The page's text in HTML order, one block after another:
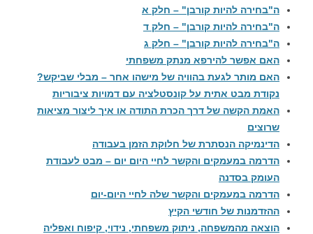
ה"בחירה להיות קורבן" – חלק א
ה"בחירה להיות קורבן" – חלק ד
ה"בחירה להיות קורבן" – חלק ג
האם אפשר להירפא מנתק משפחתי
האם מותר לגעת בהוויה של מישהו אחר – מבלי שביקש?
נקודת מבט אתית על קונסטלציה עם דמויות ציבוריות
האמת הקשה של דרך הכרת התודה או איך ליצור מציאות
שרוצים
הדינמיקה הנסתרת של חלוקת הזמן בעבודה
הדרמה במעמקים והקשר לחיי היום יום – מבט לעבודת
העומק בסדנה
הדרמה במעמקים והקשר שלה לחיי היום-יום
ההזדמנות של חודשי הקיץ
הוצאה מהמשפחה, ניתוק משפחתי, נידוי, קיפוח ואפליה